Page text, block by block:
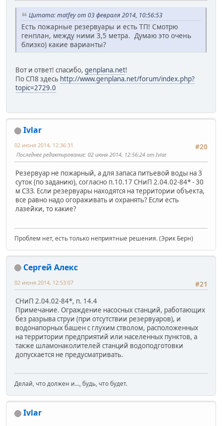
Цитата: matfey от 03 февраля 2014, 10:56:53
Есть пожарные резервуары и есть ТП! Смотрю
генплан, между ними 3,5 метра. Думаю это очень
близко) какие варианты?
Вот и ответ! спасибо, genplana.net!
По СП8 здесь http://www.genplana.net/forum/index.php?
topic=2729.0
Ivlar
#20
02 июня 2014, 12:36:31
Последнее редактирование: 02 июня 2014, 12:56:24 от Ivlar
Резервуар не пожарный, а для запаса питьевой воды на 3
суток (по заданию), согласно п.10.17 СНиП 2.04.02-84* - 30
м СЗЗ. Если резервуары находятся на территории объекта,
все равно надо огораживать и охранять? Если есть
лазейки, то какие?
Проблем нет, есть только неприятные решения. (Эрик Берн)
Сергей Алекс
#21
02 июня 2014, 12:53:07
СНиП 2.04.02-84*, п. 14.4
Примечание. Ограждение насосных станций, работающих
без разрыва струи (при отсутствии резервуаров), и
водонапорных башен с глухим стволом, расположенных
на территории предприятий или населенных пунктов, а
также шламонаколителей станций водоподготовки
допускается не предусматривать.
Делай, что должен и..., будь, что будет.
Ivlar